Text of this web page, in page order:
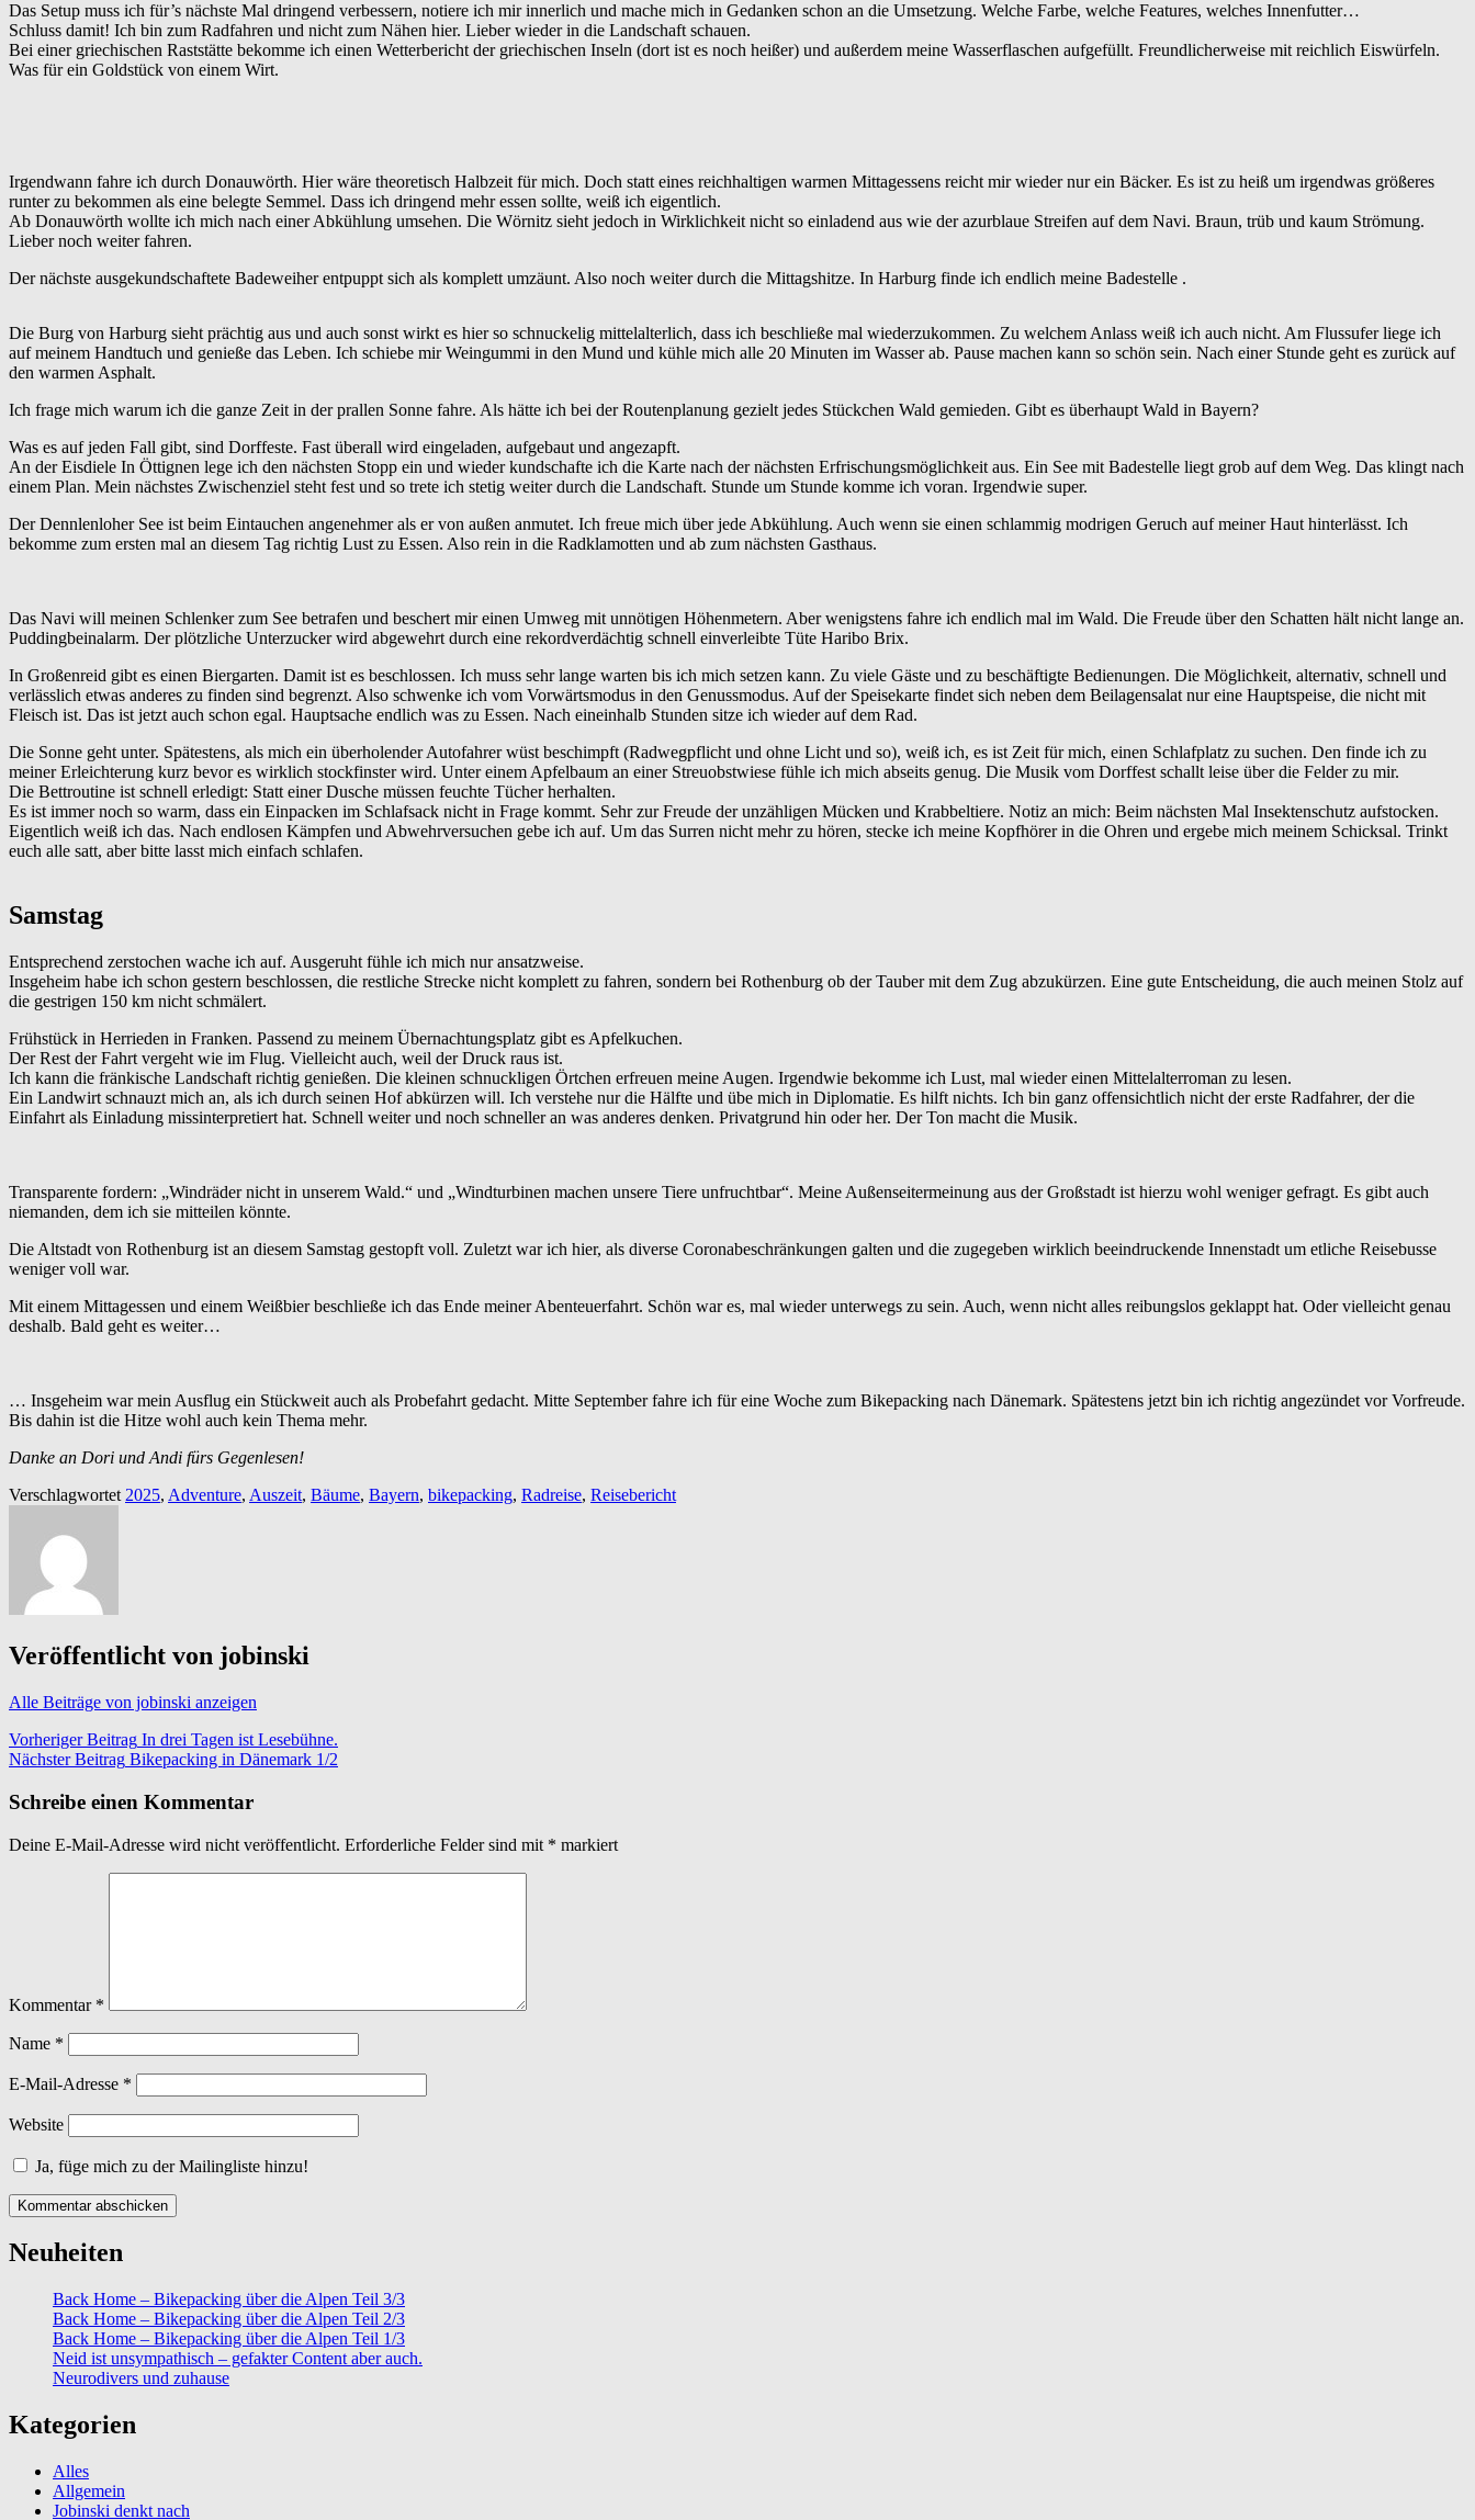
Das Setup muss ich für’s nächste Mal dringend verbessern, notiere ich mir innerlich und mache mich in Gedanken schon an die Umsetzung. Welche Farbe, welche Features, welches Innenfutter…
Schluss damit! Ich bin zum Radfahren und nicht zum Nähen hier. Lieber wieder in die Landschaft schauen.
Bei einer griechischen Raststätte bekomme ich einen Wetterbericht der griechischen Inseln (dort ist es noch heißer) und außerdem meine Wasserflaschen aufgefüllt. Freundlicherweise mit reichlich Eiswürfeln.
Was für ein Goldstück von einem Wirt.
Irgendwann fahre ich durch Donauwörth. Hier wäre theoretisch Halbzeit für mich. Doch statt eines reichhaltigen warmen Mittagessens reicht mir wieder nur ein Bäcker. Es ist zu heiß um irgendwas größeres
runter zu bekommen als eine belegte Semmel. Dass ich dringend mehr essen sollte, weiß ich eigentlich.
Ab Donauwörth wollte ich mich nach einer Abkühlung umsehen. Die Wörnitz sieht jedoch in Wirklichkeit nicht so einladend aus wie der azurblaue Streifen auf dem Navi. Braun, trüb und kaum Strömung.
Lieber noch weiter fahren.
Der nächste ausgekundschaftete Badeweiher entpuppt sich als komplett umzäunt. Also noch weiter durch die Mittagshitze. In Harburg finde ich endlich meine Badestelle .
Die Burg von Harburg sieht prächtig aus und auch sonst wirkt es hier so schnuckelig mittelalterlich, dass ich beschließe mal wiederzukommen. Zu welchem Anlass weiß ich auch nicht. Am Flussufer liege ich
auf meinem Handtuch und genieße das Leben. Ich schiebe mir Weingummi in den Mund und kühle mich alle 20 Minuten im Wasser ab. Pause machen kann so schön sein. Nach einer Stunde geht es zurück auf
den warmen Asphalt.
Ich frage mich warum ich die ganze Zeit in der prallen Sonne fahre. Als hätte ich bei der Routenplanung gezielt jedes Stückchen Wald gemieden. Gibt es überhaupt Wald in Bayern?
Was es auf jeden Fall gibt, sind Dorffeste. Fast überall wird eingeladen, aufgebaut und angezapft.
An der Eisdiele In Öttignen lege ich den nächsten Stopp ein und wieder kundschafte ich die Karte nach der nächsten Erfrischungsmöglichkeit aus. Ein See mit Badestelle liegt grob auf dem Weg. Das klingt nach
einem Plan. Mein nächstes Zwischenziel steht fest und so trete ich stetig weiter durch die Landschaft. Stunde um Stunde komme ich voran. Irgendwie super.
Der Dennlenloher See ist beim Eintauchen angenehmer als er von außen anmutet. Ich freue mich über jede Abkühlung. Auch wenn sie einen schlammig modrigen Geruch auf meiner Haut hinterlässt. Ich
bekomme zum ersten mal an diesem Tag richtig Lust zu Essen. Also rein in die Radklamotten und ab zum nächsten Gasthaus.
Das Navi will meinen Schlenker zum See betrafen und beschert mir einen Umweg mit unnötigen Höhenmetern. Aber wenigstens fahre ich endlich mal im Wald. Die Freude über den Schatten hält nicht lange an.
Puddingbeinalarm. Der plötzliche Unterzucker wird abgewehrt durch eine rekordverdächtig schnell einverleibte Tüte Haribo Brix.
In Großenreid gibt es einen Biergarten. Damit ist es beschlossen. Ich muss sehr lange warten bis ich mich setzen kann. Zu viele Gäste und zu beschäftigte Bedienungen. Die Möglichkeit, alternativ, schnell und
verlässlich etwas anderes zu finden sind begrenzt. Also schwenke ich vom Vorwärtsmodus in den Genussmodus. Auf der Speisekarte findet sich neben dem Beilagensalat nur eine Hauptspeise, die nicht mit
Fleisch ist. Das ist jetzt auch schon egal. Hauptsache endlich was zu Essen. Nach eineinhalb Stunden sitze ich wieder auf dem Rad.
Die Sonne geht unter. Spätestens, als mich ein überholender Autofahrer wüst beschimpft (Radwegpflicht und ohne Licht und so), weiß ich, es ist Zeit für mich, einen Schlafplatz zu suchen. Den finde ich zu
meiner Erleichterung kurz bevor es wirklich stockfinster wird. Unter einem Apfelbaum an einer Streuobstwiese fühle ich mich abseits genug. Die Musik vom Dorffest schallt leise über die Felder zu mir.
Die Bettroutine ist schnell erledigt: Statt einer Dusche müssen feuchte Tücher herhalten.
Es ist immer noch so warm, dass ein Einpacken im Schlafsack nicht in Frage kommt. Sehr zur Freude der unzähligen Mücken und Krabbeltiere. Notiz an mich: Beim nächsten Mal Insektenschutz aufstocken.
Eigentlich weiß ich das. Nach endlosen Kämpfen und Abwehrversuchen gebe ich auf. Um das Surren nicht mehr zu hören, stecke ich meine Kopfhörer in die Ohren und ergebe mich meinem Schicksal. Trinkt
euch alle satt, aber bitte lasst mich einfach schlafen.
Samstag
Entsprechend zerstochen wache ich auf. Ausgeruht fühle ich mich nur ansatzweise.
Insgeheim habe ich schon gestern beschlossen, die restliche Strecke nicht komplett zu fahren, sondern bei Rothenburg ob der Tauber mit dem Zug abzukürzen. Eine gute Entscheidung, die auch meinen Stolz auf
die gestrigen 150 km nicht schmälert.
Frühstück in Herrieden in Franken. Passend zu meinem Übernachtungsplatz gibt es Apfelkuchen.
Der Rest der Fahrt vergeht wie im Flug. Vielleicht auch, weil der Druck raus ist.
Ich kann die fränkische Landschaft richtig genießen. Die kleinen schnuckligen Örtchen erfreuen meine Augen. Irgendwie bekomme ich Lust, mal wieder einen Mittelalterroman zu lesen.
Ein Landwirt schnauzt mich an, als ich durch seinen Hof abkürzen will. Ich verstehe nur die Hälfte und übe mich in Diplomatie. Es hilft nichts. Ich bin ganz offensichtlich nicht der erste Radfahrer, der die
Einfahrt als Einladung missinterpretiert hat. Schnell weiter und noch schneller an was anderes denken. Privatgrund hin oder her. Der Ton macht die Musik.
Transparente fordern: „Windräder nicht in unserem Wald.“ und „Windturbinen machen unsere Tiere unfruchtbar“. Meine Außenseitermeinung aus der Großstadt ist hierzu wohl weniger gefragt. Es gibt auch
niemanden, dem ich sie mitteilen könnte.
Die Altstadt von Rothenburg ist an diesem Samstag gestopft voll. Zuletzt war ich hier, als diverse Coronabeschränkungen galten und die zugegeben wirklich beeindruckende Innenstadt um etliche Reisebusse
weniger voll war.
Mit einem Mittagessen und einem Weißbier beschließe ich das Ende meiner Abenteuerfahrt. Schön war es, mal wieder unterwegs zu sein. Auch, wenn nicht alles reibungslos geklappt hat. Oder vielleicht genau
deshalb. Bald geht es weiter…
… Insgeheim war mein Ausflug ein Stückweit auch als Probefahrt gedacht. Mitte September fahre ich für eine Woche zum Bikepacking nach Dänemark. Spätestens jetzt bin ich richtig angezündet vor Vorfreude.
Bis dahin ist die Hitze wohl auch kein Thema mehr.
Danke an Dori und Andi fürs Gegenlesen!
Verschlagwortet 2025, Adventure, Auszeit, Bäume, Bayern, bikepacking, Radreise, Reisebericht
Veröffentlicht von jobinski
Alle Beiträge von jobinski anzeigen
Beitragsnavigation
Vorheriger Beitrag In drei Tagen ist Lesebühne.
Nächster Beitrag Bikepacking in Dänemark 1/2
Schreibe einen Kommentar
Deine E-Mail-Adresse wird nicht veröffentlicht. Erforderliche Felder sind mit * markiert
Kommentar *
Name *
E-Mail-Adresse *
Website
Ja, füge mich zu der Mailingliste hinzu!
Neuheiten
Back Home – Bikepacking über die Alpen Teil 3/3
Back Home – Bikepacking über die Alpen Teil 2/3
Back Home – Bikepacking über die Alpen Teil 1/3
Neid ist unsympathisch – gefakter Content aber auch.
Neurodivers und zuhause
Kategorien
Alles
Allgemein
Jobinski denkt nach